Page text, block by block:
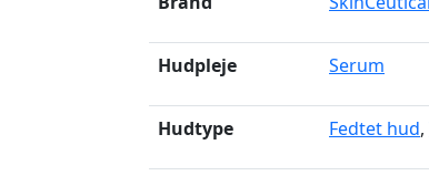
Hudpleje Serum
Hudtype Fedtet hud,